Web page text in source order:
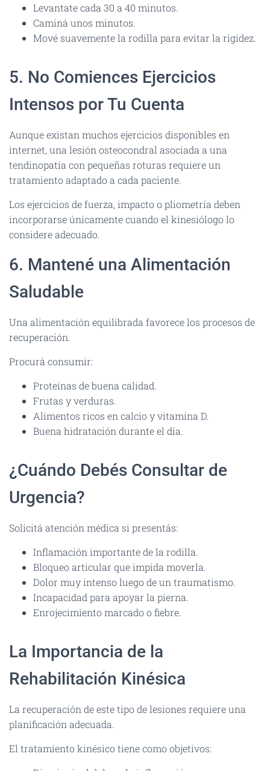
Levantate cada 30 a 40 minutos.
Caminá unos minutos.
Mové suavemente la rodilla para evitar la rigidez.
5. No Comiences Ejercicios
Intensos por Tu Cuenta
Aunque existan muchos ejercicios disponibles en
internet, una lesión osteocondral asociada a una
tendinopatía con pequeñas roturas requiere un
tratamiento adaptado a cada paciente.
Los ejercicios de fuerza, impacto o pliometría deben
incorporarse únicamente cuando el kinesiólogo lo
considere adecuado.
6. Mantené una Alimentación
Saludable
Una alimentación equilibrada favorece los procesos de
recuperación.
Procurá consumir:
Proteínas de buena calidad.
Frutas y verduras.
Alimentos ricos en calcio y vitamina D.
Buena hidratación durante el día.
¿Cuándo Debés Consultar de
Urgencia?
Solicitá atención médica si presentás:
Inflamación importante de la rodilla.
Bloqueo articular que impida moverla.
Dolor muy intenso luego de un traumatismo.
Incapacidad para apoyar la pierna.
Enrojecimiento marcado o fiebre.
La Importancia de la
Rehabilitación Kinésica
La recuperación de este tipo de lesiones requiere una
planificación adecuada.
El tratamiento kinésico tiene como objetivos: